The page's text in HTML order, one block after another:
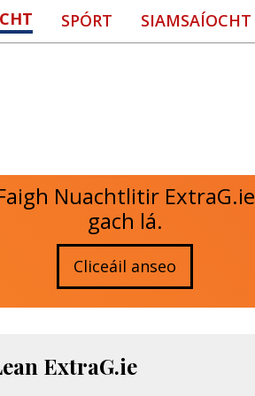
SPÓRT SIAMSAÍOCHT
Nuachtlitir ExtraG.ie
gach lá.
Cliceáil anseo
ExtraG.ie